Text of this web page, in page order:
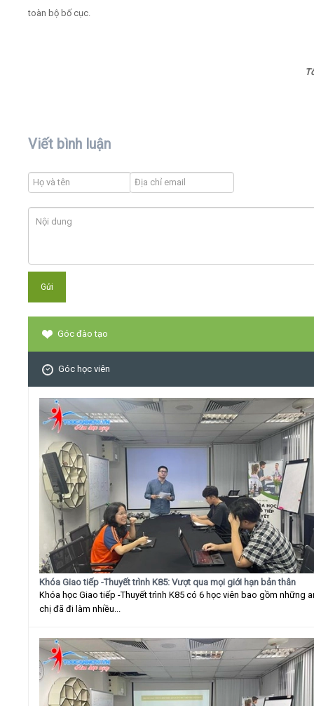
toàn bộ bố cục.
Viết bình luận
Góc đào tạo
Góc học viên
Khóa Giao tiếp -Thuyết trình K85: Vượt qua mọi giới hạn bản thân
Khóa học Giao tiếp -Thuyết trình K85 có 6 học viên bao gồm những
chị đã đi làm nhiều...